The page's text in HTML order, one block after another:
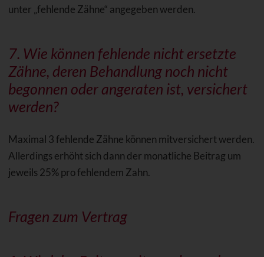
unter „fehlende Zähne“ angegeben werden.
7. Wie können fehlende nicht ersetzte
Zähne, deren Behandlung noch nicht
begonnen oder angeraten ist, versichert
werden?
Maximal 3 fehlende Zähne können mitversichert werden.
Allerdings erhöht sich dann der monatliche Beitrag um
jeweils 25% pro fehlendem Zahn.
Fragen zum Vertrag